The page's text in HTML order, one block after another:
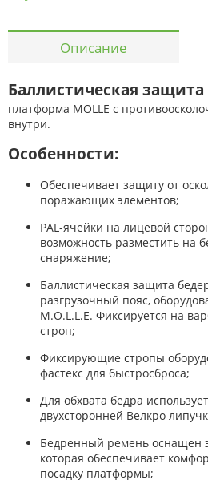
Описание
Баллистическая защита
платформа MOLLE с
внутри.
Особенности:
Обеспечивает защиту от
поражающих элементов;
PAL-ячейки на лицевой
возможность разместить на
снаряжение;
Баллистическая защита
разгрузочный пояс,
M.O.L.L.E. Фиксируется на
строп;
Фиксирующие стропы
фастекс для быстросброса;
Для обхвата бедра
двухсторонней Велкро
Бедренный ремень оснащен
которая обеспечивает
посадку платформы;